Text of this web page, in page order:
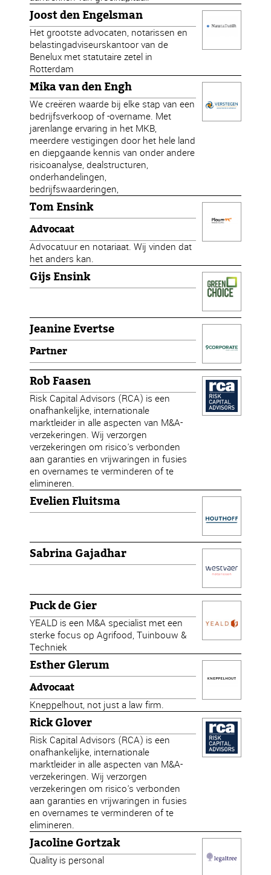
Joost den Engelsman
Het grootste advocaten, notarissen en
belastingadviseurskantoor van de
Benelux met statutaire zetel in
Rotterdam
Mika van den Engh
We creëren waarde bij elke stap van een
bedrijfsverkoop of -overname. Met
jarenlange ervaring in het MKB,
meerdere vestigingen door het hele land
en diepgaande kennis van onder andere
risicoanalyse, dealstructuren,
onderhandelingen,
bedrijfswaarderingen,
Tom Ensink
Advocaat
Advocatuur en notariaat. Wij vinden dat
het anders kan.
Gijs Ensink
Jeanine Evertse
Partner
Rob Faasen
Risk Capital Advisors (RCA) is een
onafhankelijke, internationale
marktleider in alle aspecten van M&A-
verzekeringen. Wij verzorgen
verzekeringen om risico's verbonden
aan garanties en vrijwaringen in fusies
en overnames te verminderen of te
elimineren.
Evelien Fluitsma
Sabrina Gajadhar
Puck de Gier
YEALD is een M&A specialist met een
sterke focus op Agrifood, Tuinbouw &
Techniek
Esther Glerum
Advocaat
Kneppelhout, not just a law firm.
Rick Glover
Risk Capital Advisors (RCA) is een
onafhankelijke, internationale
marktleider in alle aspecten van M&A-
verzekeringen. Wij verzorgen
verzekeringen om risico's verbonden
aan garanties en vrijwaringen in fusies
en overnames te verminderen of te
elimineren.
Jacoline Gortzak
Quality is personal